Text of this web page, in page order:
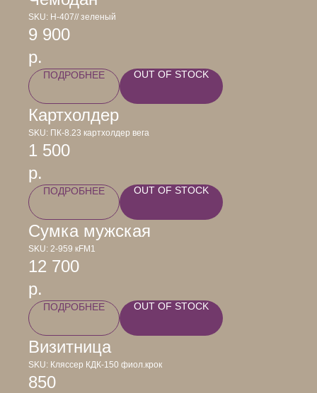
SKU: Н-407// зеленый
9 900
р.
ПОДРОБНЕЕ OUT OF STOCK
Картхолдер
SKU: ПК-8.23 картхолдер вега
1 500
р.
ПОДРОБНЕЕ OUT OF STOCK
Сумка мужская
SKU: 2-959 кFM1
12 700
р.
ПОДРОБНЕЕ OUT OF STOCK
Визитница
SKU: Кляссер КДК-150 фиол.крок
850